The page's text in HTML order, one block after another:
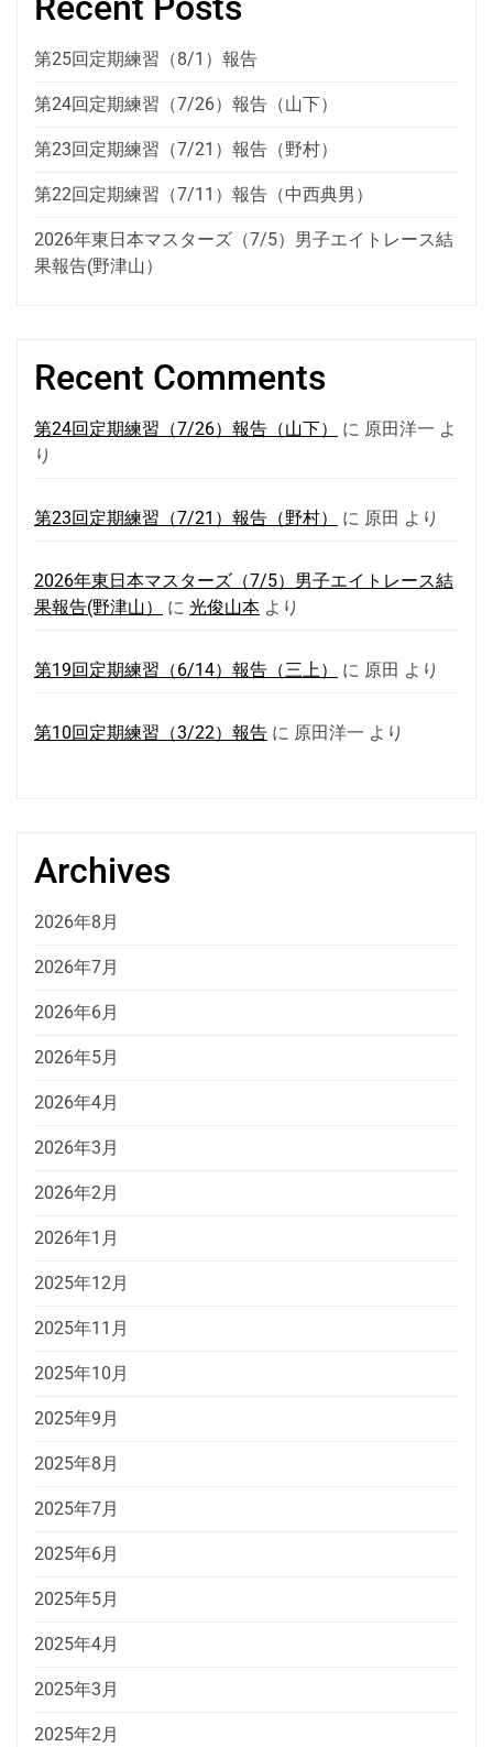
シ
ョ
ン
第25回定期練習（8/1）報告
第24回定期練習（7/26）報告（山下）
第23回定期練習（7/21）報告（野村）
第22回定期練習（7/11）報告（中西典男）
2026年東日本マスターズ（7/5）男子エイトレース結
果報告(野津山）
Recent Comments
第24回定期練習（7/26）報告（山下） に 原田洋一 よ
り
第23回定期練習（7/21）報告（野村） に 原田 より
2026年東日本マスターズ（7/5）男子エイトレース結
果報告(野津山）
に 光俊山本 より
第19回定期練習（6/14）報告（三上） に 原田 より
第10回定期練習（3/22）報告 に 原田洋一 より
Archives
2026年8月
2026年7月
2026年6月
2026年5月
2026年4月
2026年3月
2026年2月
2026年1月
2025年12月
2025年11月
2025年10月
2025年9月
2025年8月
2025年7月
2025年6月
2025年5月
2025年4月
2025年3月
2025年2月